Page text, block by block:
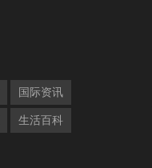
国际资讯
生活百科